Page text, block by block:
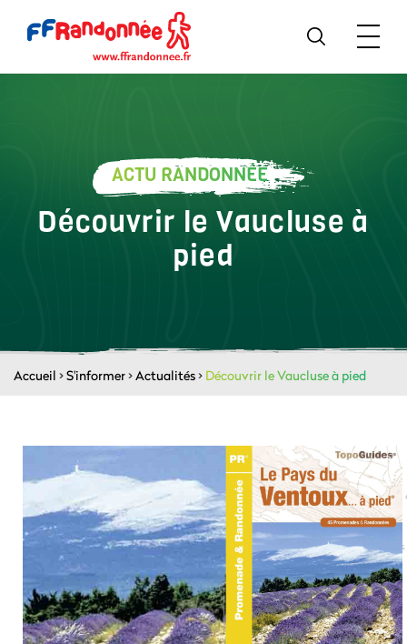
ACTU RANDONNÉE
Découvrir le Vaucluse à
pied
Accueil >S'informer>Actualités> Découvrir le Vaucluse à pied